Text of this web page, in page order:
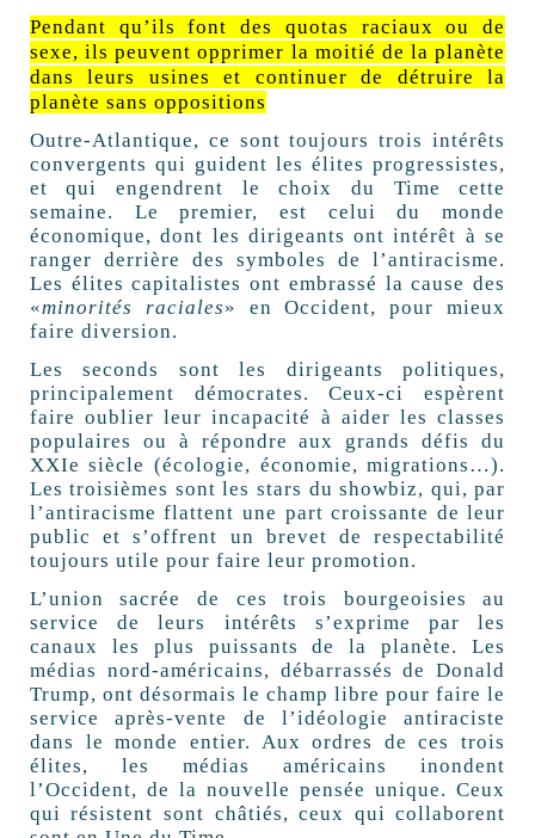
Pendant qu’ils font des quotas raciaux ou de
sexe, ils peuvent opprimer la moitié de la planète
dans leurs usines et continuer de détruire la
planète sans oppositions
Outre-Atlantique, ce sont toujours trois intérêts
convergents qui guident les élites progressistes,
et qui engendrent le choix du Time cette
semaine. Le premier, est celui du monde
économique, dont les dirigeants ont intérêt à se
ranger derrière des symboles de l’antiracisme.
Les élites capitalistes ont embrassé la cause des
«minorités raciales» en Occident, pour mieux
faire diversion.
Les seconds sont les dirigeants politiques,
principalement démocrates. Ceux-ci espèrent
faire oublier leur incapacité à aider les classes
populaires ou à répondre aux grands défis du
XXIe siècle (écologie, économie, migrations…).
Les troisièmes sont les stars du showbiz, qui, par
l’antiracisme flattent une part croissante de leur
public et s’offrent un brevet de respectabilité
toujours utile pour faire leur promotion.
L’union sacrée de ces trois bourgeoisies au
service de leurs intérêts s’exprime par les
canaux les plus puissants de la planète. Les
médias nord-américains, débarrassés de Donald
Trump, ont désormais le champ libre pour faire le
service après-vente de l’idéologie antiraciste
dans le monde entier. Aux ordres de ces trois
élites, les médias américains inondent
l’Occident, de la nouvelle pensée unique. Ceux
qui résistent sont châtiés, ceux qui collaborent